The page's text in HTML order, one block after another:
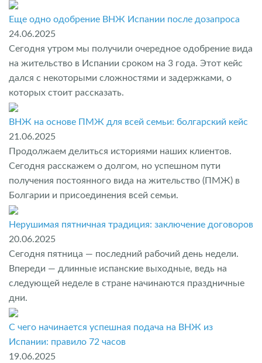
Еще одно одобрение ВНЖ Испании после дозапроса
24.06.2025
Сегодня утром мы получили очередное одобрение вида
на жительство в Испании сроком на 3 года. Этот кейс
дался с некоторыми сложностями и задержками, о
которых стоит рассказать.
ВНЖ на основе ПМЖ для всей семьи: болгарский кейс
21.06.2025
Продолжаем делиться историями наших клиентов.
Сегодня расскажем о долгом, но успешном пути
получения постоянного вида на жительство (ПМЖ) в
Болгарии и присоединения всей семьи.
Нерушимая пятничная традиция: заключение договоров
20.06.2025
Сегодня пятница — последний рабочий день недели.
Впереди — длинные испанские выходные, ведь на
следующей неделе в стране начинаются праздничные
дни.
С чего начинается успешная подача на ВНЖ из
Испании: правило 72 часов
19.06.2025